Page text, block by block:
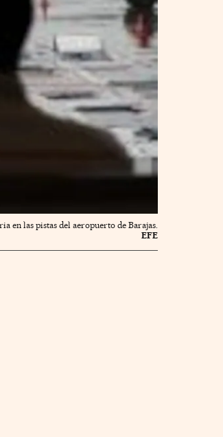
en las pistas del aeropuerto de Barajas.
EFE